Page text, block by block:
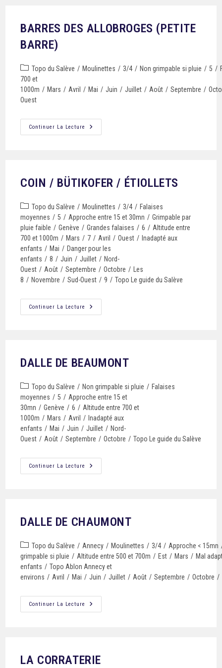
BARRES DES ALLOBROGES (PETITE
BARRE)
Topo du Salève / Moulinettes / 3/4 / Non grimpable si pluie / 5 /
700 et
1000m / Mars / Avril / Mai / Juin / Juillet / Août / Septembre /
Ouest
Continuer La Lecture
COIN / BÜTIKOFER / ÉTIOLLETS
Topo du Salève / Moulinettes / 3/4 / Falaises
moyennes / 5 / Approche entre 15 et 30mn / Grimpable par
pluie faible / Genève / Grandes falaises / 6 / Altitude entre
700 et 1000m / Mars / 7 / Avril / Ouest / Inadapté aux
enfants / Mai / Danger pour les
enfants / 8 / Juin / Juillet / Nord-
Ouest / Août / Septembre / Octobre /
Les
8 / Novembre / Sud-Ouest / 9 / Topo Le guide du Salève
Continuer La Lecture
DALLE DE BEAUMONT
Topo du Salève / Non grimpable si pluie / Falaises
moyennes / 5 / Approche entre 15 et
30mn / Genève / 6 / Altitude entre 700 et
1000m / Mars / Avril / Inadapté aux
enfants / Mai / Juin / Juillet / Nord-
Ouest / Août / Septembre / Octobre / Topo Le guide du Salève
Continuer La Lecture
DALLE DE CHAUMONT
Topo du Salève / Annecy / Moulinettes / 3/4 / Approche < 15mn
grimpable si pluie / Altitude entre 500 et 700m / Est / Mars / Mal
enfants / Topo Ablon Annecy et
environs / Avril / Mai / Juin / Juillet / Août / Septembre / Octobre /
Continuer La Lecture
LA CORRATERIE